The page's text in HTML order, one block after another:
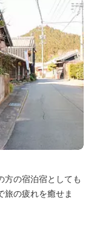
方の宿泊宿としても
旅の疲れを癒せま